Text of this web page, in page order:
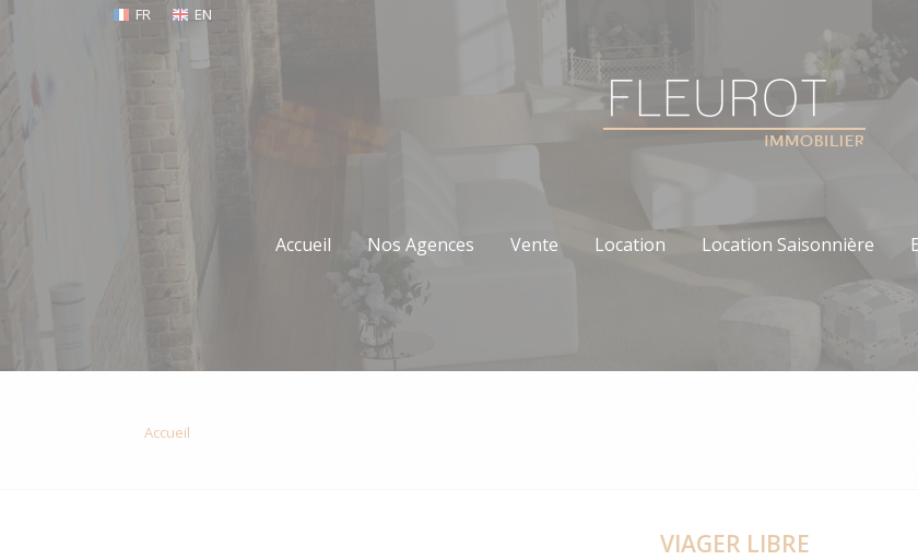
FR EN
Accueil Nos Agences Vente Location Location Saisonnière
Accueil
VIAGER LIBRE